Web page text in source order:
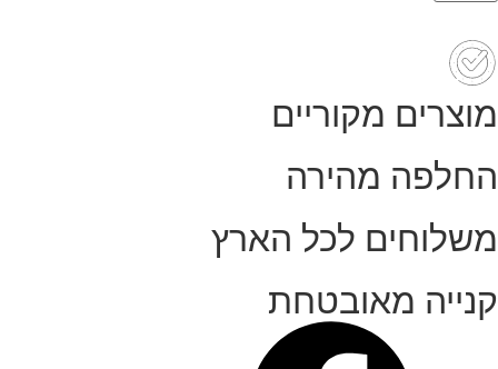
BL500198
STONE
מוצרים מקוריים
החלפה מהירה
משלוחים לכל הארץ
קנייה מאובטחת